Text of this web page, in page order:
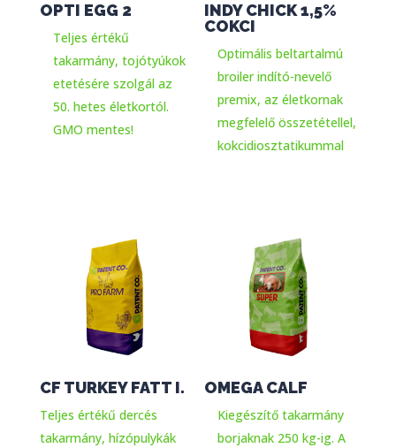
OPTI EGG 2
Teljes értékű
takarmány, tojótyúkok
etetésére szolgál az
50. hetes életkortól.
GMO mentes!
INDY CHICK 1,5%
COKCI
Optimális beltartalmú
broiler indító-nevelő
premix, az életkornak
megfelelő összetétellel,
kokcidiosztatikummal
CF TURKEY FATT I.
Teljes értékű dercés
takarmány, hízópulykák
OMEGA CALF
Kiegészítő takarmány
borjaknak 250 kg-ig. A